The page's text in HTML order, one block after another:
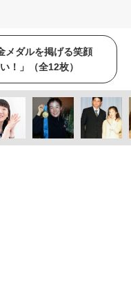
メダルを掲げる笑顔
！」（全12枚）